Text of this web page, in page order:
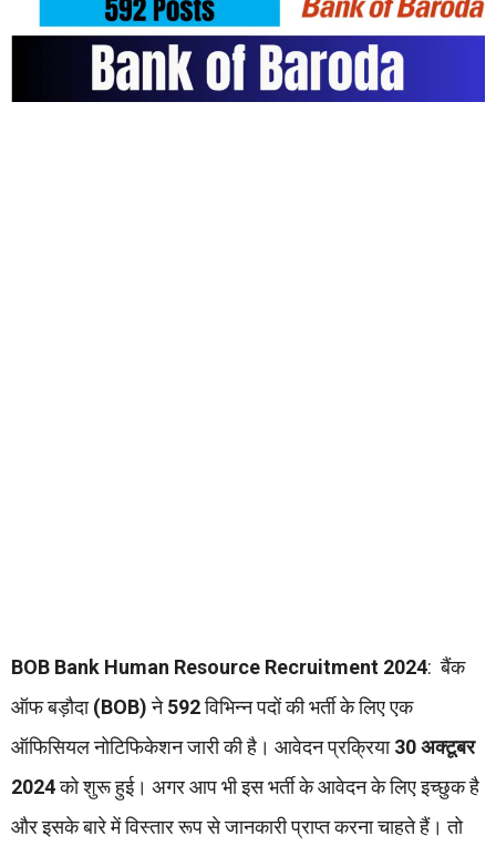
BOB Bank Human Resource Recruitment 2024: बैंक
ऑफ बड़ौदा(BOB)ने592विभिन्न पदों की भर्ती के लिए एक
ऑफिसियल नोटिफिकेशन जारी की है। आवेदन प्रक्रिया30 अक्टूबर
2024को शुरू हुई। अगर आप भी इस भर्ती के आवेदन के लिए इच्छुक है
और इसके बारे में विस्तार रूप से जानकारी प्राप्त करना चाहते हैं। तो